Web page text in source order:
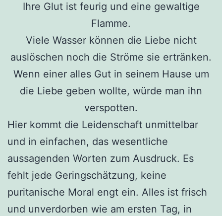
Ihre Glut ist feurig und eine gewaltige
Flamme.
Viele Wasser können die Liebe nicht
auslöschen noch die Ströme sie ertränken.
Wenn einer alles Gut in seinem Hause um
die Liebe geben wollte, würde man ihn
verspotten.
Hier kommt die Leidenschaft unmittelbar
und in einfachen, das wesentliche
aussagenden Worten zum Ausdruck. Es
fehlt jede Geringschätzung, keine
puritanische Moral engt ein. Alles ist frisch
und unverdorben wie am ersten Tag, in